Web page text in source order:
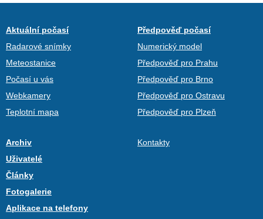
Aktuální počasí
Radarové snímky
Meteostanice
Počasí u vás
Webkamery
Teplotní mapa
Předpověď počasí
Numerický model
Předpověď pro Prahu
Předpověď pro Brno
Předpověď pro Ostravu
Předpověď pro Plzeň
Archiv
Uživatelé
Články
Fotogalerie
Aplikace na telefony
Kontakty